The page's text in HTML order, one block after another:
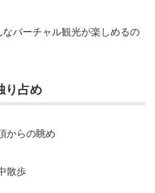
バーチャル観光が楽しめるの
り占め
からの眺め
散歩